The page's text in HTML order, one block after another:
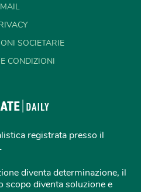
MAIL
SOCIETARIE
CONDIZIONI
registrata presso il
diventa determinazione, il
scopo diventa soluzione e